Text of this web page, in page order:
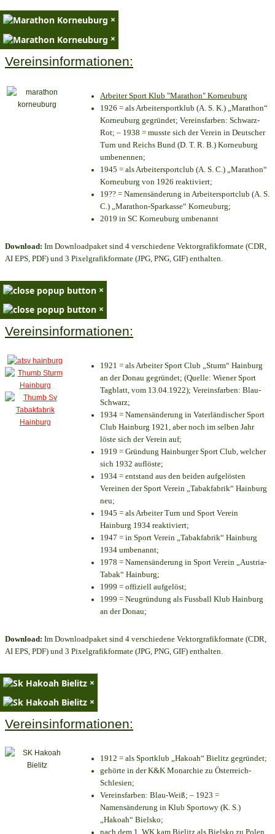
×
×
Vereinsinformationen:
Arbeiter Sport Klub "Marathon" Korneuburg
1926 = als Arbeitersportklub (A. S. K.) „Marathon“
Korneuburg gegründet; Vereinsfarben: Schwarz-
Rot; – 1938 = musste sich der Verein in Deutscher
Turn und Reichs Bund (D. T. R. B.) Korneuburg
umbenennen;
1945 = als Arbeitersportclub (A. S. C.) „Marathon“
Korneuburg von 1926 reaktiviert;
19?? = Namensänderung in Arbeitersportclub (A. S.
C.) „Marathon-Sparkasse“ Korneuburg;
2019 in SC Korneuburg umbenannt
Download: Im Downloadpaket sind 4 verschiedene Vektorgrafikformate (CDR,
AI EPS, PDF) und 3 Pixelgrafikformate (JPG, PNG, GIF) enthalten.
×
×
Vereinsinformationen:
1921 = als Arbeiter Sport Club „Sturm“ Hainburg
an der Donau gegründet; (Quelle: Wiener Sport
Tagblatt, vom 13.04.1922); Vereinsfarben: Blau-
Schwarz;
1934 = Namensänderung in Vaterländischer Sport
Club Hainburg 1921, aber noch im selben Jahr
löste sich der Verein auf;
1919 = Gründung Hainburger Sport Club, welcher
sich 1932 auflöste;
1934 = entstand aus den beiden aufgelösten
Vereinen der Sport Verein „Tabakfabrik“ Hainburg
neu;
1945 = als Arbeiter Turn und Sport Verein
Hainburg 1934 reaktiviert;
1947 = in Sport Verein „Tabakfabrik“ Hainburg
1934 umbenannt;
1978 = Namensänderung in Sport Verein „Austria-
Tabak“ Hainburg;
1999 = offiziell aufgelöst;
1999 = Neugründung als Fussball Klub Hainburg
an der Donau;
Download: Im Downloadpaket sind 4 verschiedene Vektorgrafikformate (CDR,
AI EPS, PDF) und 3 Pixelgrafikformate (JPG, PNG, GIF) enthalten.
×
×
Vereinsinformationen:
1912 = als Sportklub „Hakoah“ Bielitz gegründet;
gehörte in der K&K Monarchie zu Österreich-
Schlesien;
Vereinsfarben: Blau-Weiß; – 1923 =
Namensänderung in Klub Sportowy (K. S.)
„Hakoah“ Bielsko;
nach dem 1. WK kam Bielitz als Bielsko zu Polen